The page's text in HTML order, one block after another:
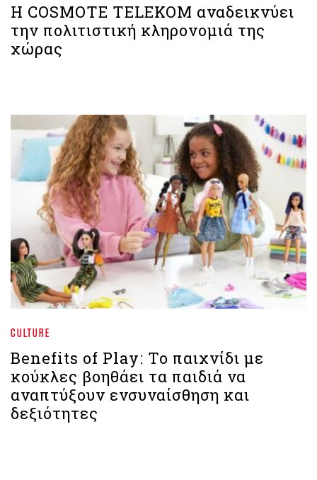
Η COSMOTE TELEKOM αναδεικνύει
την πολιτιστική κληρονομιά της
χώρας
CULTURE
Benefits of Play: Το παιχνίδι με
κούκλες βοηθάει τα παιδιά να
αναπτύξουν ενσυναίσθηση και
δεξιότητες